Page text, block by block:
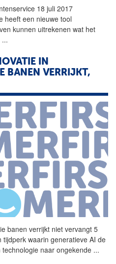
18 juli 2017
heeft een nieuwe tool
kunnen uitrekenen wat het
...
IN
BANEN VERRIJKT,
banen verrijkt niet vervangt 5
waarin generatieve AI de
naar ongekende ...